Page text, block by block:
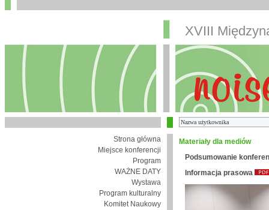
XVIII
Strona główna
Miejsce konferencji
Program
WAŻNE DATY
Wystawa
Program kulturalny
Komitet Naukowy
Materiały dla mediów
Podsumowanie
Informacja prasowa